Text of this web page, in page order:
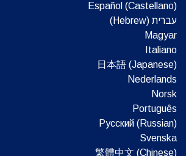
Español (Castellano)
עברית (Hebrew)‏
Magyar
Italiano
日本語 (Japanese)
Nederlands
Norsk
Português
Русский (Russian)
Svenska
繁體中文 (Chinese)